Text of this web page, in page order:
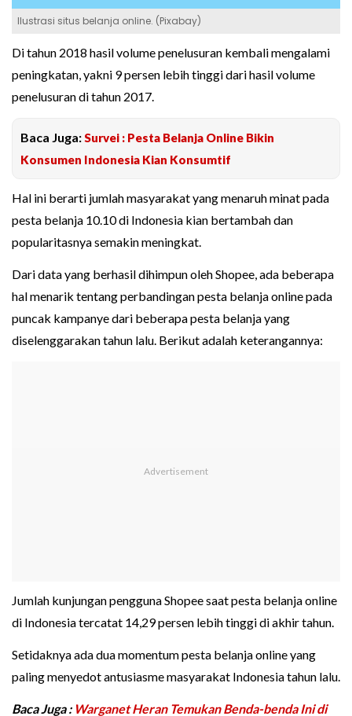
Ilustrasi situs belanja online. (Pixabay)
Di tahun 2018 hasil volume penelusuran kembali mengalami
peningkatan, yakni 9 persen lebih tinggi dari hasil volume
penelusuran di tahun 2017.
Baca Juga:Survei : Pesta Belanja Online Bikin
Konsumen Indonesia Kian Konsumtif
Hal ini berarti jumlah masyarakat yang menaruh minat pada
pesta belanja 10.10 di Indonesia kian bertambah dan
popularitasnya semakin meningkat.
Dari data yang berhasil dihimpun oleh Shopee, ada beberapa
hal menarik tentang perbandingan pesta belanja online pada
puncak kampanye dari beberapa pesta belanja yang
diselenggarakan tahun lalu. Berikut adalah keterangannya:
Jumlah kunjungan pengguna Shopee saat pesta belanja online
di Indonesia tercatat 14,29 persen lebih tinggi di akhir tahun.
Setidaknya ada dua momentum pesta belanja online yang
paling menyedot antusiasme masyarakat Indonesia tahun lalu.
Baca Juga : Warganet Heran Temukan Benda-benda Ini di